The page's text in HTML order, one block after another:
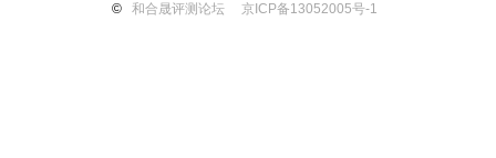
© 和合晟评测论坛 京ICP备13052005号-1